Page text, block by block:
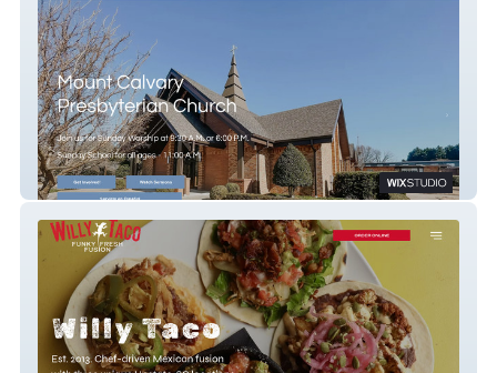
Mount Calvary